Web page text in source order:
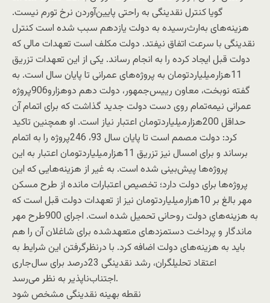
گویا کنترل نقدینگی به راحتی پایین‌آوردن نرخ تورم نیست.
هزینه‌های به‌ارث‌رسیده به دولت یازدهم سبب شده است کنترل
نقدینگی با سرعت اتفاق نیفتد. دولت مکلف است تعهدات مالی که
دولت قبل ایجاد کرده را به انجام رساند. یکی از این تعهدات تزریق
11‌هزار‌میلیاردتومان به پروژه‌های عمرانی تا پایان سال است. به
گفته نوبخت، معاون رییس‌جمهور، دولت دهم دو‌هزارو906پروژه
عمرانی نیمه‌تمام روی دست دولت جدید گذاشت که برای اتمام آن
حداقل 200‌هزار‌میلیاردتومان اعتبار نیاز است. او همچنین تاکید
کرد: دولت مصمم است تا پایان سال 93، 246پروژه را به اتمام
برساند و برای امسال نیز تزریق 11‌هزار‌میلیاردتومان اعتبار به این
پروژه‌ها پیش‌بینی شده است. به غیر از هزینه‌هایی که این
پروژه‌ها برای دولت دارد؛ تخصیص اعتبارات مانده از طرح مسکن
مهر بالغ بر 10‌هزار‌میلیاردتومان نیز از تعهدات دولت قبل است که
به هزینه‌های دولت روحانی تحمیل شده است. اجرای 900طرح مهر
ماندگار و پرداخت دستمزدهای متعهدشده برای شاغلان آن را هم
باید به هزینه‌های دولت اضافه کرد. با درنظرگرفتن این شرایط به
اعتقاد تحلیلگران، رشد نقدینگی 23‌درصد برای سال‌جاری
اجتناب‌ناپذیر به نظر می‌رسد.
نقطه بهینه نقدینگی مشخص شود